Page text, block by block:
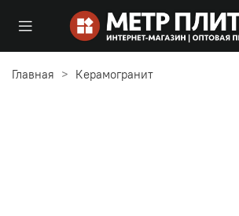
Главная Керамогранит